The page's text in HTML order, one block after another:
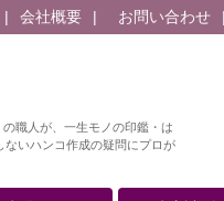
会社概要 お問い合わせ
職人が、一生モノの印鑑・は
ないハンコ作成の疑問にプロが